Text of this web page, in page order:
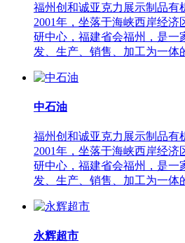
福州创和诚亚克力展示制品有
2001年，坐落于海峡西岸经
研中心，福建省会福州，是一
发、生产、销售、加工为一体
中石油
福州创和诚亚克力展示制品有
2001年，坐落于海峡西岸经
研中心，福建省会福州，是一
发、生产、销售、加工为一体
永辉超市